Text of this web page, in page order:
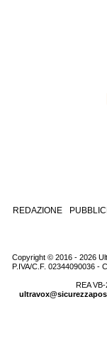
REDAZIONE
Copyright © 2016 - 2026
P.IVA/C.F. 02344090036 -
REA